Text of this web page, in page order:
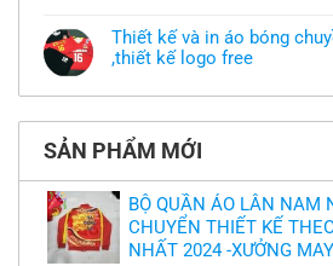
chưa
có
mẫu
thì
làm
khoác
theo
yêu
thiết
tại
TPHCM
bình
luận
ở
MU
thảm:
Hag
lại
trích
cầu
thủ,
thừa
nhận
sự
Thiết kế và in áo bóng
,thiết kế logo free
có
luận
Thiết
và
in
bóng
chuyền
theo
SẢN PHẨM MỚI
BỘ QUẦN ÁO LÂN NAM
CHUYỂN THIẾT KẾ
NHẤT 2024 -XƯỞNG